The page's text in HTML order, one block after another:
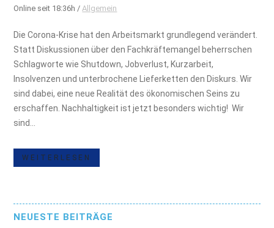
Online seit 18:36h /Allgemein
Die Corona-Krise hat den Arbeitsmarkt grundlegend verändert.
Statt Diskussionen über den Fachkräftemangel beherrschen
Schlagworte wie Shutdown, Jobverlust, Kurzarbeit,
Insolvenzen und unterbrochene Lieferketten den Diskurs. Wir
sind dabei, eine neue Realität des ökonomischen Seins zu
erschaffen. Nachhaltigkeit ist jetzt besonders wichtig! Wir
sind...
WEITERLESEN
NEUESTE BEITRÄGE